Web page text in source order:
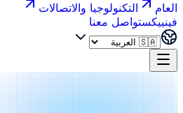
العام
التكنولوجيا والاتصالات
فينييكستواصل معنا